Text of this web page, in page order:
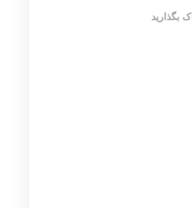
بگذارید